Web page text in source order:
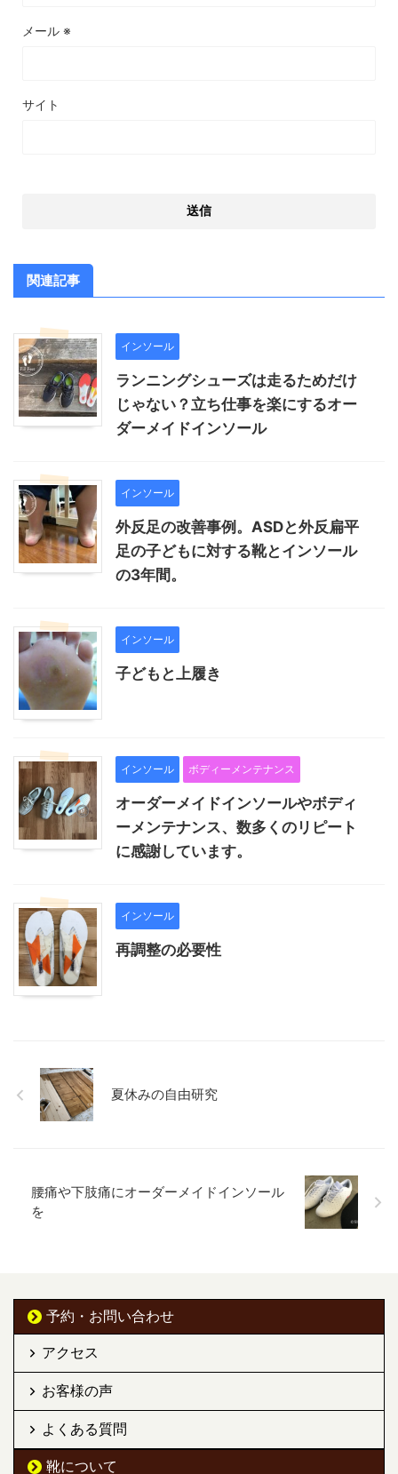
メール ※
サイト
関連記事
インソール
ランニングシューズは走るためだけ
じゃない？立ち仕事を楽にするオー
ダーメイドインソール
インソール
外反足の改善事例。ASDと外反扁平
足の子どもに対する靴とインソール
の3年間。
インソール
子どもと上履き
インソール ボディーメンテナンス
オーダーメイドインソールやボディ
ーメンテナンス、数多くのリピート
に感謝しています。
インソール
再調整の必要性
夏休みの自由研究
腰痛や下肢痛にオーダーメイドインソール
を
予約・お問い合わせ
アクセス
お客様の声
よくある質問
靴について